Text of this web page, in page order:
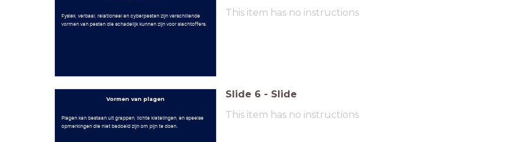
Fysiek, verbaal, relationeel en cyberpesten zijn verschillende
vormen van pesten die schadelijk kunnen zijn voor slachtoffers.
This item has no instructions
Vormen van plagen
Plagen kan bestaan uit grappen, lichte kietelingen, en speelse
opmerkingen die niet bedoeld zijn om pijn te doen.
Slide 6 - Slide
This item has no instructions